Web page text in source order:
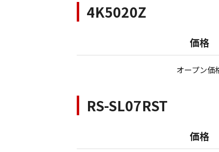
4K5020Z
価格
オープン価
RS-SL07RST
価格